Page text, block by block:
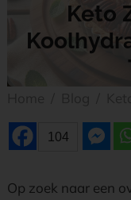
Keto
104
Op zoek naar een